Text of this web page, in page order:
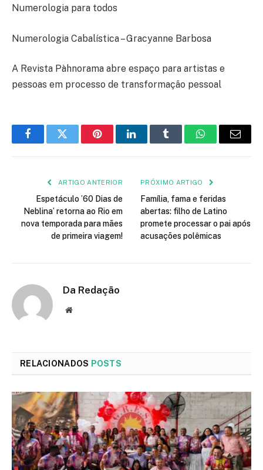
Numerologia para todos
Numerologia Cabalística – Gracyanne Barbosa
A Revista Pàhnorama abre espaço para artistas e
pessoas em processo de transformação pessoal
FacebookTwitter PinterestLinkedInTumblr WhatsApp
E-
ARTIGO ANTERIOR
Espetáculo ’60 Dias de
Neblina’ retorna ao Rio em
nova temporada para mães
de primeira viagem!
PRÓXIMO ARTIGO
Família, fama e feridas
abertas: filho de Latino
promete processar o pai após
acusações polêmicas
Da Redação
Site
RELACIONADOS POSTS